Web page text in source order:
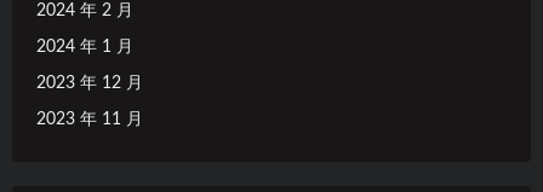
2024 年 2 月
2024 年 1 月
2023 年 12 月
2023 年 11 月